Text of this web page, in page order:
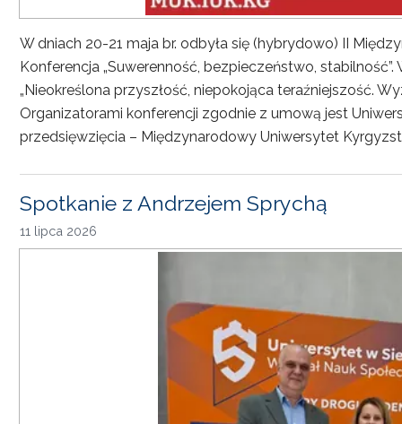
W dniach 20-21 maja br. odbyła się (hybrydowo) II
Konferencja „Suwerenność, bezpieczeństwo,
„Nieokreślona przyszłość, niepokojąca teraźniejszość.
Organizatorami konferencji zgodnie z umową jest
przedsięwzięcia – Międzynarodowy Uniwersytet
Spotkanie z Andrzejem Sprychą
11 lipca 2026